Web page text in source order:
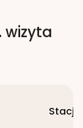
wizyta